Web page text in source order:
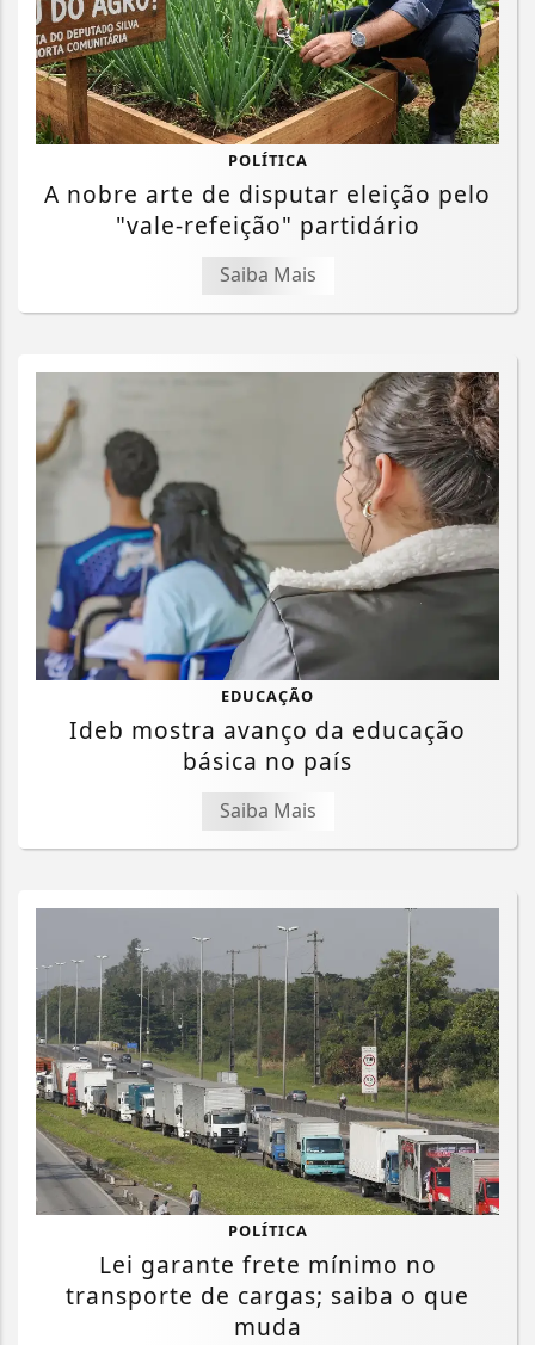
POLÍTICA
A nobre arte de disputar eleição pelo
"vale-refeição" partidário
Saiba Mais
EDUCAÇÃO
Ideb mostra avanço da educação
básica no país
Saiba Mais
POLÍTICA
Lei garante frete mínimo no
transporte de cargas; saiba o que
muda